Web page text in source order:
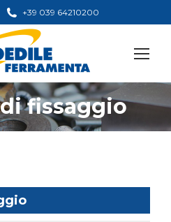
+39 039 64210200
fissaggio
are here: